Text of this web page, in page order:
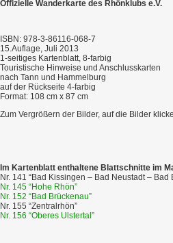
Offizielle Wanderkarte des Rhönklubs e.V.
ISBN: 978-3-86116-068-7
15.Auflage, Juli 2013
1-seitiges Kartenblatt, 8-farbig
Touristische Hinweise und Anschlusskarten
nach Tann und Hammelburg
auf der Rückseite 4-farbig
Format: 108 cm x 87 cm
Zum Vergrößern der Bilder, auf die Bilder
Im Kartenblatt enthaltene Blattschnitte im
Nr. 141 “Bad Kissingen – Bad Neustadt – Bad
Nr. 145 “Hohe Rhön”
Nr. 152 “Bad Brückenau”
Nr. 155 “Zentralrhön”
Nr. 156 “Oberes Ulstertal”